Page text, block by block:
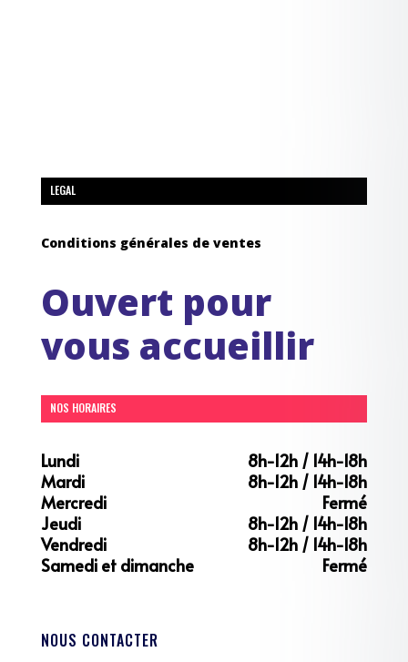
LEGAL
Conditions générales de ventes
Ouvert pour
vous accueillir
NOS HORAIRES
Lundi
8h-12h / 14h-18h
Mardi
8h-12h / 14h-18h
Mercredi
Fermé
Jeudi
8h-12h / 14h-18h
Vendredi
8h-12h / 14h-18h
Samedi et dimanche
Fermé
NOUS CONTACTER